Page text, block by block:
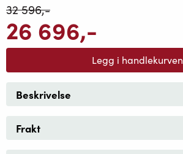
32 596,-
26 696,-
Legg i handlekurven
Beskrivelse
Frakt